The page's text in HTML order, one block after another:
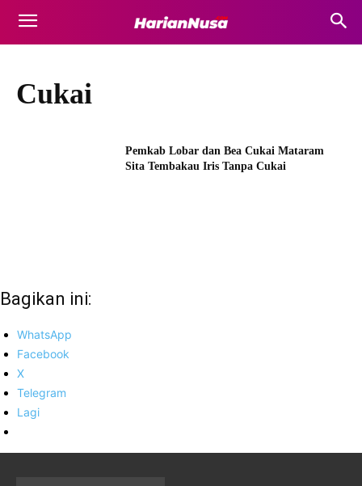
Cukai
Pemkab Lobar dan Bea Cukai Mataram
Sita Tembakau Iris Tanpa Cukai
Bagikan ini:
WhatsApp
Facebook
X
Telegram
Lagi